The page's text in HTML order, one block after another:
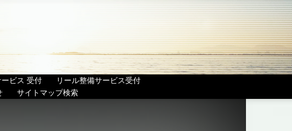
ビス 受付
リール整備サービス受付
サイトマップ検索